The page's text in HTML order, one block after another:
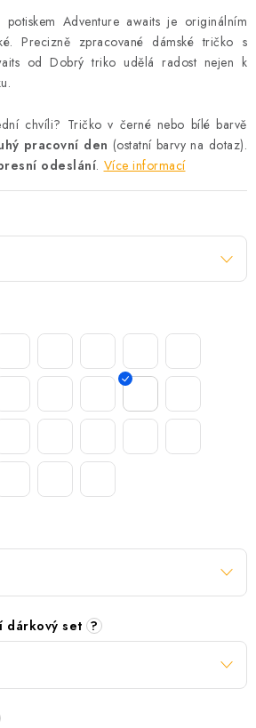
Adventure awaits je originálním
Precizně zpracované dámské tričko s
od Dobrý triko udělá radost nejen k
chvíli? Tričko v černé nebo bílé barvě
pracovní den (ostatní barvy na dotaz).
odeslání. Více informací
dárkový set ?